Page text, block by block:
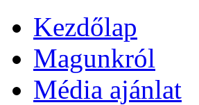
Kezdőlap
Magunkról
Média ajánlat